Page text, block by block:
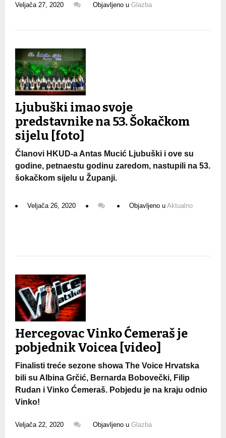
Veljača 27, 2020 Objavljeno u Glazba
Ljubuški imao svoje
predstavnike na 53. Šokačkom
sijelu [foto]
Članovi HKUD-a Antas Mucić Ljubuški i ove su
godine, petnaestu godinu zaredom, nastupili na 53.
šokačkom sijelu u Županji.
Veljača 26, 2020 Objavljeno u Aktualno
Hercegovac Vinko Ćemeraš je
pobjednik Voicea [video]
Finalisti treće sezone showa The Voice Hrvatska
bili su Albina Grčić, Bernarda Bobovečki, Filip
Rudan i Vinko Ćemeraš. Pobjedu je na kraju odnio
Vinko!
Veljača 22, 2020 Objavljeno u Glazba